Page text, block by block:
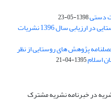
دستی1398-05-23
کسب رتبه A فصلنامه پژوهش های روستایی در ارزیابی سال 1396 نشریات
پژوهش های روستایی از نظر
اسلام1395-04-21
در خبرنامه نشریه مشترک